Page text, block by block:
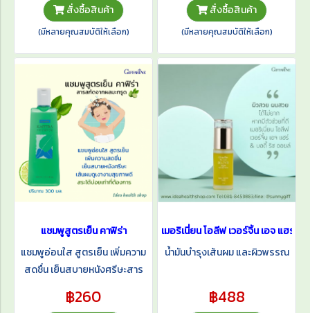
แรง ลดการหลุดร่วง กระตุ้นการ
เกิดเส้นผมใหม่ให้ผมนุ่มสลวย
สั่งซื้อสินค้า
(มีหลายคุณสมบัติให้เลือก)
ผมมัน
สั่งซื้อสินค้า
(มีหลายคุณสมบัติให้เลือก)
แชมพูสูตรเย็น คาฟิร่า
แชมพูอ่อนใส สูตรเย็น เพิ่มความ
สดชื่น เย็นสบายหนังศรีษะสาร
สกัดจากผลมะกรูด ช่วยให้เส้นผม
ดูเงางาม มีสุขภาพดีอ่อนโยน สระ
฿260
เมอริเนี่ยน โอลีฟ เวอร์จิ้น เอจ แฮร์
น้ำมันบำรุงเส้นผม และผิวพรรณ
฿488